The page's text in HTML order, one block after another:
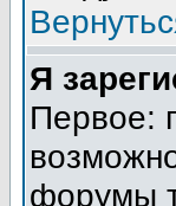
Я
Первое:
форумы